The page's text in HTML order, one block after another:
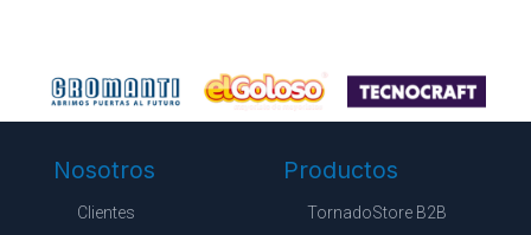
Nosotros
Clientes
Productos
TornadoStore B2B